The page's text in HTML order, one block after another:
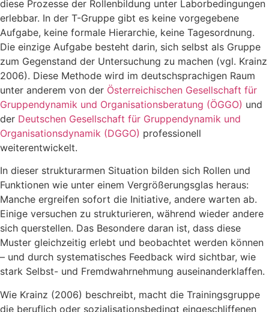
diese Prozesse der Rollenbildung unter Laborbedingungen
erlebbar. In der T-Gruppe gibt es keine vorgegebene
Aufgabe, keine formale Hierarchie, keine Tagesordnung.
Die einzige Aufgabe besteht darin, sich selbst als Gruppe
zum Gegenstand der Untersuchung zu machen (vgl. Krainz
2006). Diese Methode wird im deutschsprachigen Raum
unter anderem von der Österreichischen Gesellschaft für
Gruppendynamik und Organisationsberatung (ÖGGO) und
der Deutschen Gesellschaft für Gruppendynamik und
Organisationsdynamik (DGGO) professionell
weiterentwickelt.
In dieser strukturarmen Situation bilden sich Rollen und
Funktionen wie unter einem Vergrößerungsglas heraus:
Manche ergreifen sofort die Initiative, andere warten ab.
Einige versuchen zu strukturieren, während wieder andere
sich querstellen. Das Besondere daran ist, dass diese
Muster gleichzeitig erlebt und beobachtet werden können
– und durch systematisches Feedback wird sichtbar, wie
stark Selbst- und Fremdwahrnehmung auseinanderklaffen.
Wie Krainz (2006) beschreibt, macht die Trainingsgruppe
die beruflich oder sozialisationsbedingt eingeschliffenen